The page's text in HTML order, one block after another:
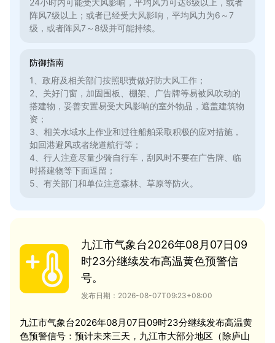
24小时内可能受大风影响，平均风力可达6级以上，或者
阵风7级以上；或者已经受大风影响，平均风力为6～7
级，或者阵风7～8级并可能持续。
防御指南
1、政府及相关部门按照职责做好防大风工作；
2、关好门窗，加固围板、棚架、广告牌等易被风吹动的
搭建物，妥善安置易受大风影响的室外物品，遮盖建筑物
资；
3、相关水域水上作业和过往船舶采取积极的应对措施，
如回港避风或者绕道航行等；
4、行人注意尽量少骑自行车，刮风时不要在广告牌、临
时搭建物等下面逗留；
5、有关部门和单位注意森林、草原等防火。
九江市气象台2026年08月07日09
时23分继续发布高温黄色预警信
号。
发布日期：2026-08-07T09:23+08:00
九江市气象台2026年08月07日09时23分继续发布高温黄
色预警信号：预计未来三天，九江市大部分地区（除庐山